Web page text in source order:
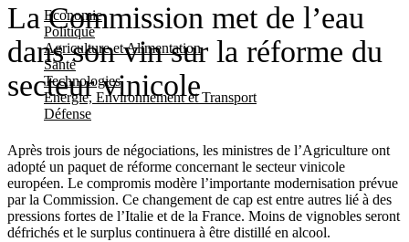
Economie
Politique
Agriculture et Alimentation
Santé
Technologies
Energie, Environnement et Transport
Défense
La Commission met de l’eau
dans son vin sur la réforme du
secteur vinicole
Après trois jours de négociations, les ministres de l’Agriculture ont
adopté un paquet de réforme concernant le secteur vinicole
européen. Le compromis modère l’importante modernisation prévue
par la Commission. Ce changement de cap est entre autres lié à des
pressions fortes de l’Italie et de la France. Moins de vignobles seront
défrichés et le surplus continuera à être distillé en alcool.